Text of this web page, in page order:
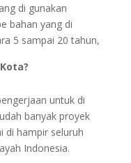
di gunakan
bahan yang di
5 sampai 20 tahun,
untuk di
banyak proyek
di hampir seluruh
Indonesia.